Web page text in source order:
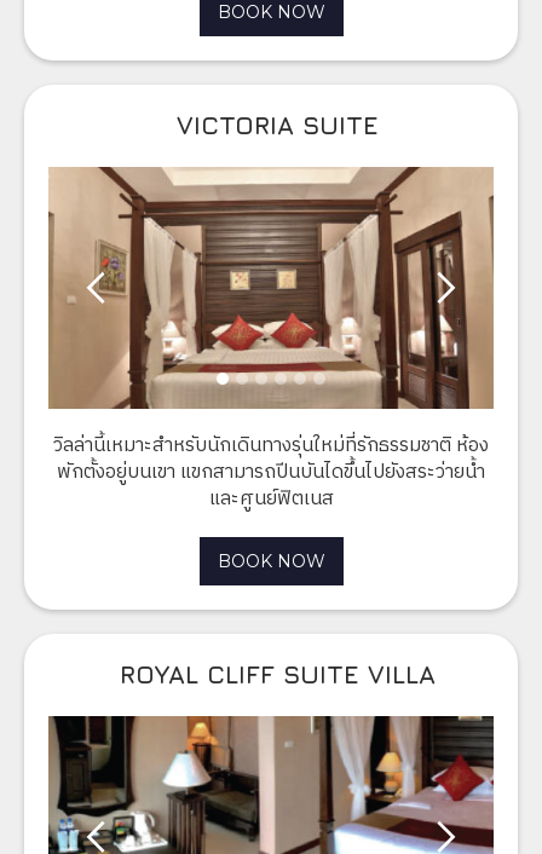
BOOK NOW
VICTORIA SUITE​
วิลล่านี้เหมาะสำหรับนักเดินทางรุ่นใหม่ที่รักธรรมชาติ ห้อง
พักตั้งอยู่บนเขา แขกสามารถปีนบันไดขึ้นไปยังสระว่ายน้ำ
และศูนย์ฟิตเนส
BOOK NOW
ROYAL CLIFF SUITE VILLA